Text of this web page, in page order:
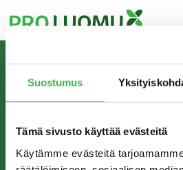
Suostumus
Tämä sivusto käyttää evästeitä
Käytämme evästeitä
to
content
TIETOA MEISTÄ
Pro Luomu on luomualan